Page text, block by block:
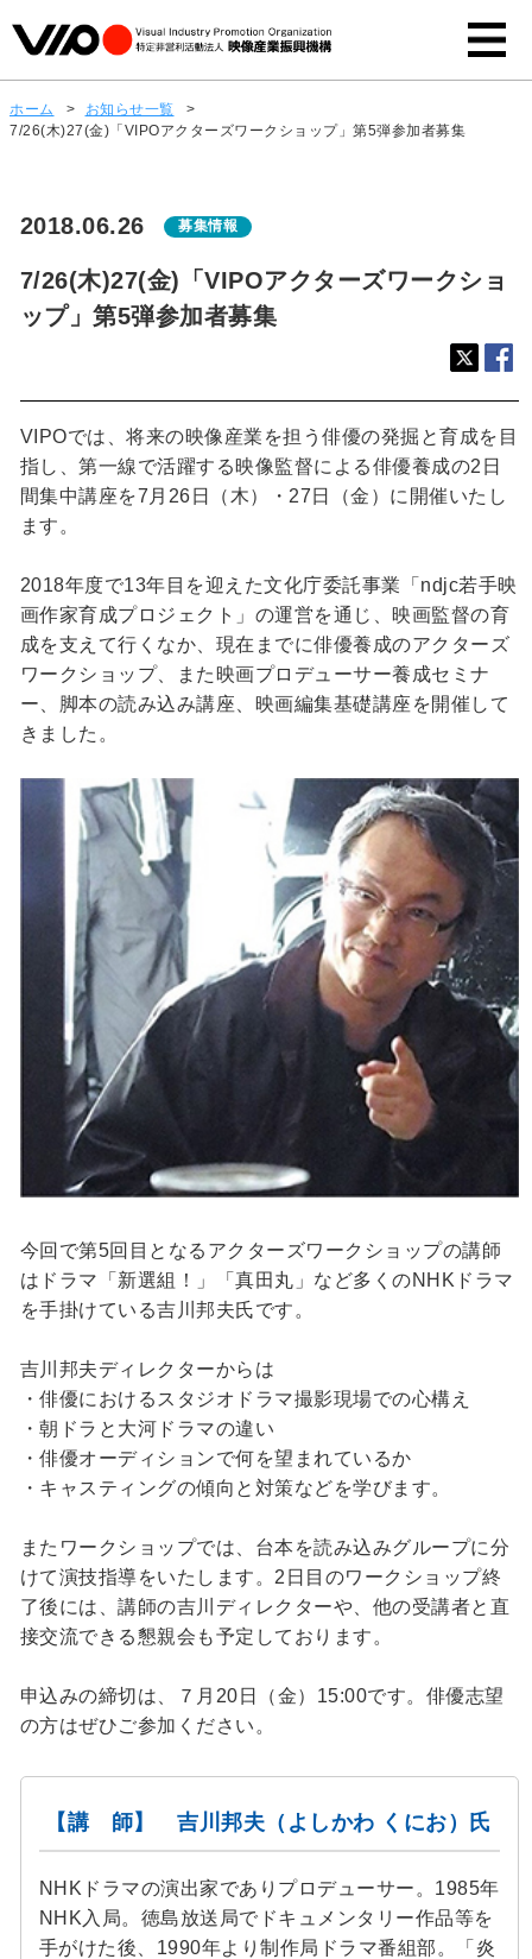
ホーム > お知らせ一覧
>
7/26(木)27(金)「VIPOアクターズワークショップ」第5弾参加者募集
2018.06.26 募集情報
7/26(木)27(金)「VIPOアクターズワークショ
ップ」第5弾参加者募集
VIPOでは、将来の映像産業を担う俳優の発掘と育成を目
指し、第一線で活躍する映像監督による俳優養成の2日
間集中講座を7月26日（木）・27日（金）に開催いたし
ます。
2018年度で13年目を迎えた文化庁委託事業「ndjc若手映
画作家育成プロジェクト」の運営を通じ、映画監督の育
成を支えて行くなか、現在までに俳優養成のアクターズ
ワークショップ、また映画プロデューサー養成セミナ
ー、脚本の読み込み講座、映画編集基礎講座を開催して
きました。
今回で第5回目となるアクターズワークショップの講師
はドラマ「新選組！」「真田丸」など多くのNHKドラマ
を手掛けている吉川邦夫氏です。
吉川邦夫ディレクターからは
・俳優におけるスタジオドラマ撮影現場での心構え
・朝ドラと大河ドラマの違い
・俳優オーディションで何を望まれているか
・キャスティングの傾向と対策などを学びます。
またワークショップでは、台本を読み込みグループに分
けて演技指導をいたします。2日目のワークショップ終
了後には、講師の吉川ディレクターや、他の受講者と直
接交流できる懇親会も予定しております。
申込みの締切は、７月20日（金）15:00です。俳優志望
の方はぜひご参加ください。
【講 師】 吉川邦夫（よしかわ くにお）氏
NHKドラマの演出家でありプロデューサー。1985年
NHK入局。徳島放送局でドキュメンタリー作品等を
手がけた後、1990年より制作局ドラマ番組部。「炎